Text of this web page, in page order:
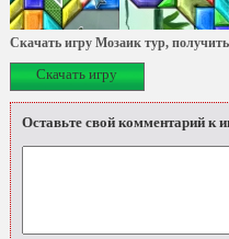
Скачать игру Мозаик тур,
Скачать игру
Оставьте свой комментарий к